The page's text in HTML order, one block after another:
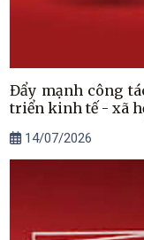
Đẩy mạnh công
triển kinh tế - xã
14/07/2026